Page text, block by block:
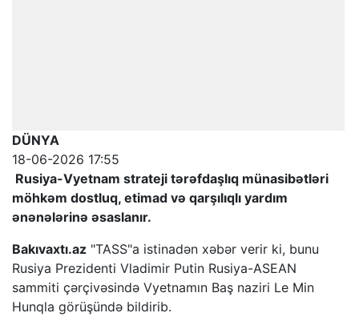
DÜNYA
18-06-2026 17:55
Rusiya-Vyetnam strateji tərəfdaşlıq münasibətləri
möhkəm dostluq, etimad və qarşılıqlı yardım
ənənələrinə əsaslanır.
Bakıvaxtı.az "TASS"a istinadən xəbər verir ki, bunu
Rusiya Prezidenti Vladimir Putin Rusiya-ASEAN
sammiti çərçivəsində Vyetnamın Baş naziri Le Min
Hunqla görüşündə bildirib.